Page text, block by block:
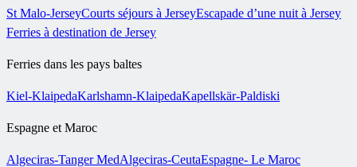
St Malo-JerseyCourts séjours à JerseyEscapade d’une nuit à Jersey
Ferries à destination de Jersey
Ferries dans les pays baltes
Kiel-KlaipedaKarlshamn-KlaipedaKapellskär-Paldiski
Espagne et Maroc
Algeciras-Tanger MedAlgeciras-CeutaEspagne- Le Maroc